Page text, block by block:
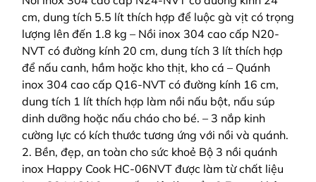
cm, dung tích 5.5 lít thích hợp để luộc gà vịt có trọng
lượng lên đến 1.8 kg – Nồi inox 304 cao cấp N20-
NVT có đường kính 20 cm, dung tích 3 lít thích hợp
để nấu canh, hầm hoặc kho thịt, kho cá – Quánh
inox 304 cao cấp Q16-NVT có đường kính 16 cm,
dung tích 1 lít thích hợp làm nồi nấu bột, nấu súp
dinh dưỡng hoặc nấu cháo cho bé. – 3 nắp kinh
cường lực có kích thước tương ứng với nồi và quánh.
2. Bền, đẹp, an toàn cho sức khoẻ Bộ 3 nồi quánh
inox Happy Cook HC-06NVT được làm từ chất liệu